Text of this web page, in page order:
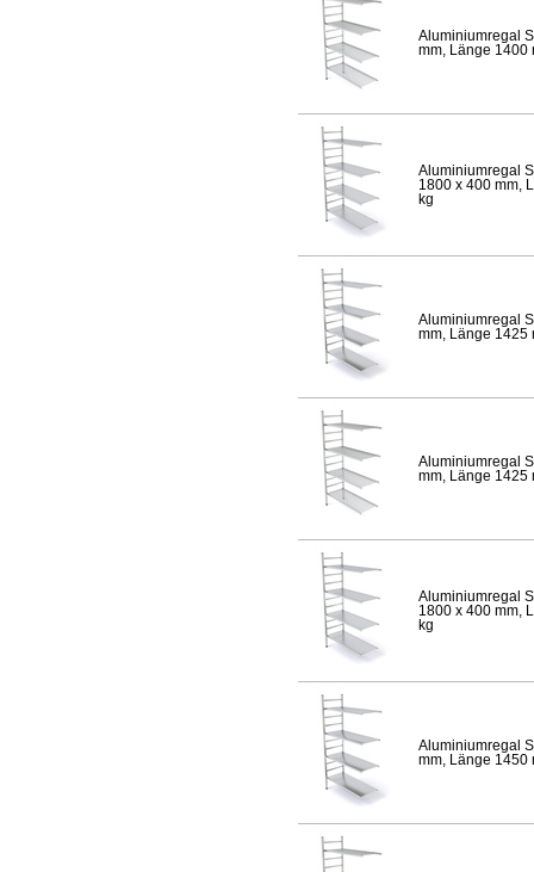
Aluminiumregal
mm, Länge 1400
Aluminiumregal
1800 x 400 mm,
kg
Aluminiumregal
mm, Länge 1425
Aluminiumregal
mm, Länge 1425
Aluminiumregal
1800 x 400 mm,
kg
Aluminiumregal
mm, Länge 1450